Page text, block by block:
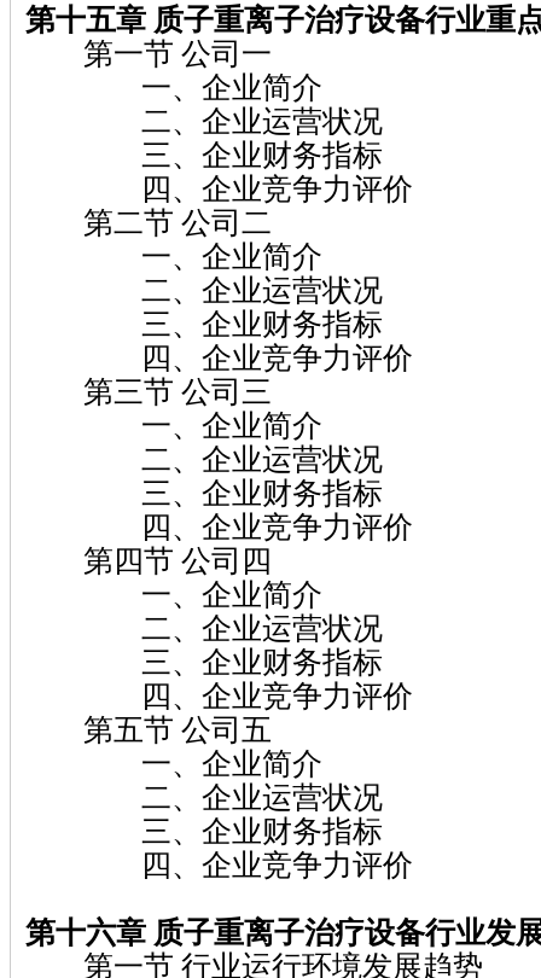
第十五章 质子重离子治疗设备行业重
第一节 公司一
一、企业简介
二、企业运营状况
三、企业财务指标
四、企业竞争力评价
第二节 公司二
一、企业简介
二、企业运营状况
三、企业财务指标
四、企业竞争力评价
第三节 公司三
一、企业简介
二、企业运营状况
三、企业财务指标
四、企业竞争力评价
第四节 公司四
一、企业简介
二、企业运营状况
三、企业财务指标
四、企业竞争力评价
第五节 公司五
一、企业简介
二、企业运营状况
三、企业财务指标
四、企业竞争力评价
第十六章 质子重离子治疗设备行业发
第一节 行业运行环境发展趋势